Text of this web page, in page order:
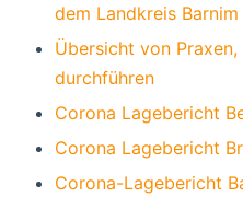
dem Landkreis Barnim
Übersicht von
durchführen
Corona Lagebericht
Corona Lagebericht
Corona-Lagebericht